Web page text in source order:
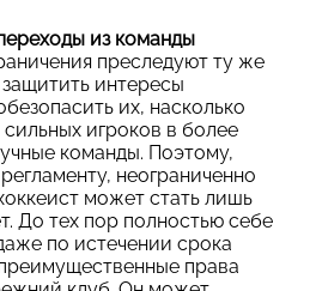
из команды
преследуют ту же
интересы
их, насколько
игроков в более
команды. Поэтому,
неограниченно
может стать лишь
До тех пор полностью себе
по истечении срока
права